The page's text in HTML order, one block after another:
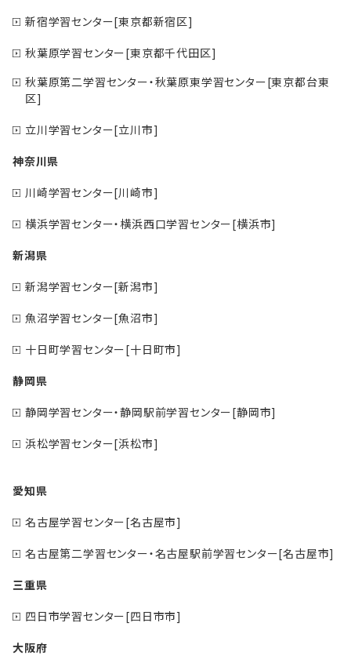
新宿学習センター[東京都新宿区]
秋葉原学習センター[東京都千代田区]
秋葉原第二学習センター・秋葉原東学習センター[東京都台東
区]
立川学習センター[立川市]
神奈川県
川崎学習センター[川崎市]
横浜学習センター・横浜西口学習センター[横浜市]
新潟県
新潟学習センター[新潟市]
魚沼学習センター[魚沼市]
十日町学習センター[十日町市]
静岡県
静岡学習センター・静岡駅前学習センター[静岡市]
浜松学習センター[浜松市]
愛知県
名古屋学習センター[名古屋市]
名古屋第二学習センター・名古屋駅前学習センター[名古屋市]
三重県
四日市学習センター[四日市市]
大阪府